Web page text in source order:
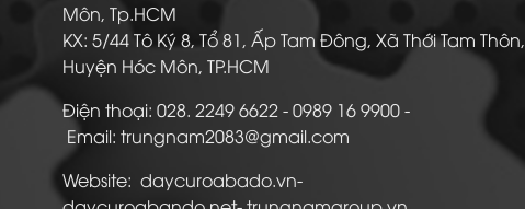
Môn, Tp.HCM
KX: 5/44 Tô Ký 8, Tổ 81, Ấp Tam Đông, Xã Thới Tam Thôn,
Huyện Hóc Môn, TP.HCM
Điện thoại: 028. 2249 6622 - 0989 16 9900 -
Email: trungnam2083@gmail.com
Website: daycuroabado.vn-